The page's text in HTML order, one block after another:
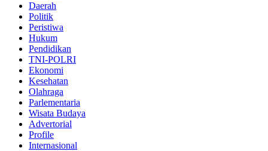
Daerah
Politik
Peristiwa
Hukum
Pendidikan
TNI-POLRI
Ekonomi
Kesehatan
Olahraga
Parlementaria
Wisata Budaya
Advertorial
Profile
Internasional